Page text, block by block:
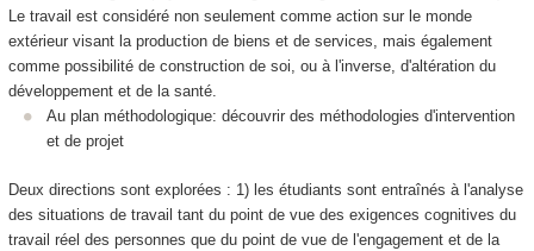
Le travail est considéré non seulement comme action sur le monde
extérieur visant la production de biens et de services, mais également
comme possibilité de construction de soi, ou à l'inverse, d'altération du
développement et de la santé.
Au plan méthodologique: découvrir des méthodologies d'intervention
et de projet
Deux directions sont explorées : 1) les étudiants sont entraînés à l'analyse
des situations de travail tant du point de vue des exigences cognitives du
travail réel des personnes que du point de vue de l'engagement et de la